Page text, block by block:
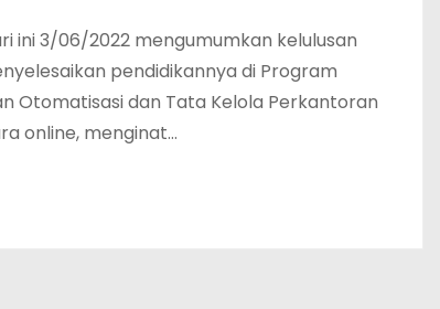
ini 3/06/2022 mengumumkan kelulusan
pendidikannya di Program
Otomatisasi dan Tata Kelola Perkantoran
online, menginat…